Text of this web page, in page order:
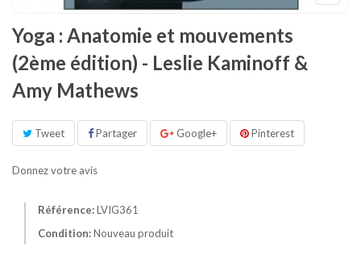
Yoga : Anatomie et mouvements
(2ème édition) - Leslie Kaminoff &
Amy Mathews
Tweet Partager Google+ Pinterest
Donnez votre avis
Référence:LVIG361
Condition:Nouveau produit